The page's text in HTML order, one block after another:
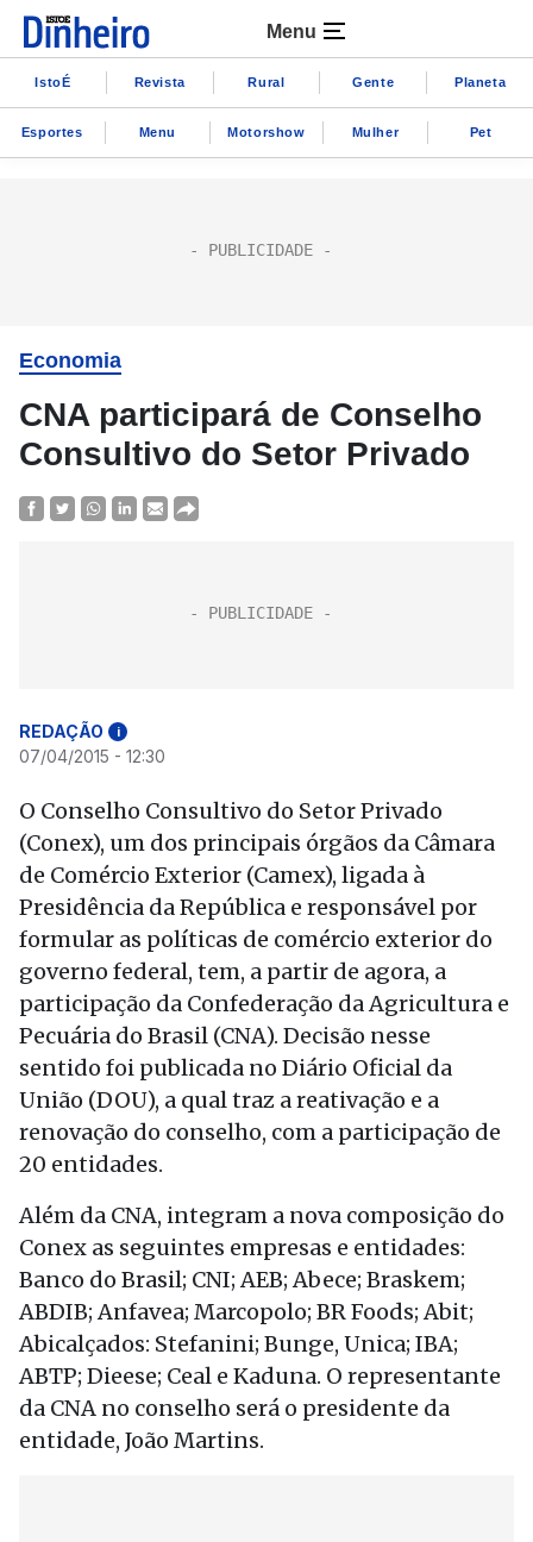
Menu
IstoÉ Revista Rural Gente Planeta
Esportes Menu Motorshow Mulher Pet
Economia
CNA participará de Conselho
Consultivo do Setor Privado
REDAÇÃO i
07/04/2015 - 12:30
O Conselho Consultivo do Setor Privado
(Conex), um dos principais órgãos da Câmara
de Comércio Exterior (Camex), ligada à
Presidência da República e responsável por
formular as políticas de comércio exterior do
governo federal, tem, a partir de agora, a
participação da Confederação da Agricultura e
Pecuária do Brasil (CNA). Decisão nesse
sentido foi publicada no Diário Oficial da
União (DOU), a qual traz a reativação e a
renovação do conselho, com a participação de
20 entidades.
Além da CNA, integram a nova composição do
Conex as seguintes empresas e entidades:
Banco do Brasil; CNI; AEB; Abece; Braskem;
ABDIB; Anfavea; Marcopolo; BR Foods; Abit;
Abicalçados: Stefanini; Bunge, Unica; IBA;
ABTP; Dieese; Ceal e Kaduna. O representante
da CNA no conselho será o presidente da
entidade, João Martins.